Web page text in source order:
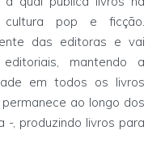
pop e ficção.
das editoras e vai
mantendo a
em todos os livros
ao longo dos
-, produzindo livros para